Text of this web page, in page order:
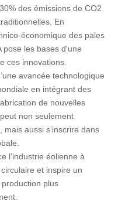
des émissions de CO2
En
économique des pales
les bases d’une
ces innovations.
avancée technologique
en intégrant des
de nouvelles
non seulement
mais aussi s’inscrire dans
l’industrie éolienne à
circulaire et inspire un
plus